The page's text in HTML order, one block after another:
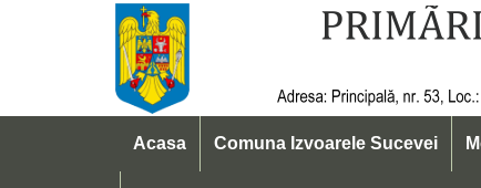
Acasa Comuna Izvoarele Sucevei